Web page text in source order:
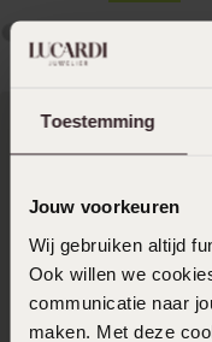
Toestemming
Jouw voorkeuren
Wij gebruiken altijd
Ook willen we
communicatie naar
maken. Met deze